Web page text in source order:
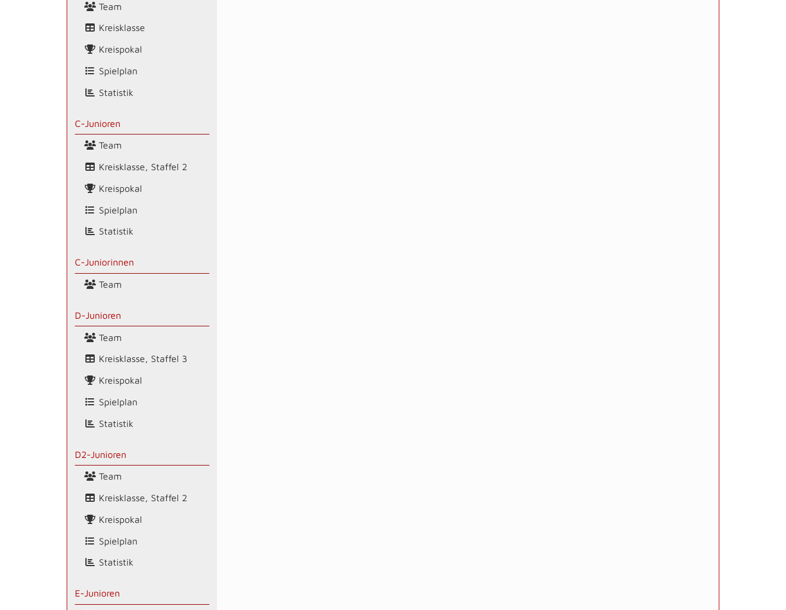
Team
Kreisklasse
Kreispokal
Spielplan
Statistik
C-Junioren
Team
Kreisklasse, Staffel 2
Kreispokal
Spielplan
Statistik
C-Juniorinnen
Team
D-Junioren
Team
Kreisklasse, Staffel 3
Kreispokal
Spielplan
Statistik
D2-Junioren
Team
Kreisklasse, Staffel 2
Kreispokal
Spielplan
Statistik
E-Junioren